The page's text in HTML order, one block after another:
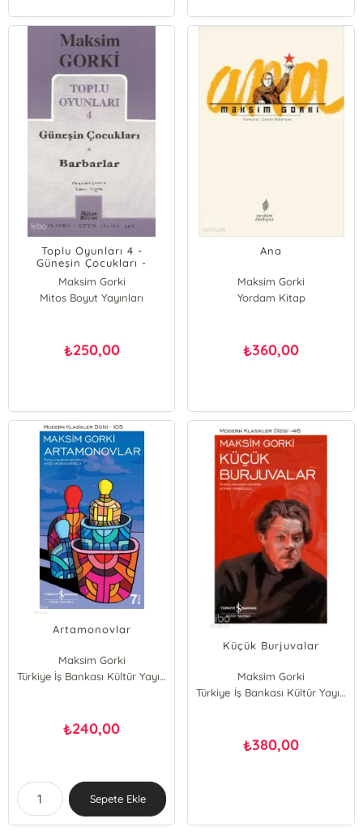
Toplu Oyunları 4 -
Güneşin Çocukları -
Barbarlar
Maksim Gorki
Mitos Boyut Yayınları
₺250,00
Ana
Maksim Gorki
Yordam Kitap
₺360,00
Artamonovlar
Maksim Gorki
Türkiye İş Bankası Kültür Yayınları
₺240,00
Sepete Ekle
Küçük Burjuvalar
Maksim Gorki
Türkiye İş Bankası Kültür Yayınları
₺380,00